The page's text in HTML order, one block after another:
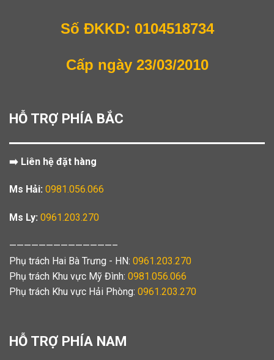
Số ĐKKD: 0104518734
Cấp ngày 23/03/2010
HỖ TRỢ PHÍA BẮC
➡️ Liên hệ đặt hàng
Ms Hải: 0981.056.066
Ms Ly: 0961.203.270
——————————————–
Phụ trách Hai Bà Trưng - HN: 0961.203.270
Phụ trách Khu vực Mỹ Đình: 0981.056.066
Phụ trách Khu vực Hải Phòng: 0961.203.270
HỖ TRỢ PHÍA NAM